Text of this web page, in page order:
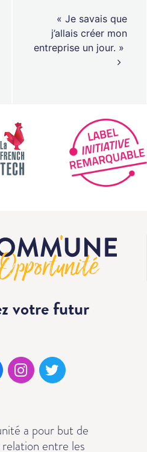
« Je savais que
j’allais créer mon
entreprise un jour. »
votrefutur
a pour but de
entre les